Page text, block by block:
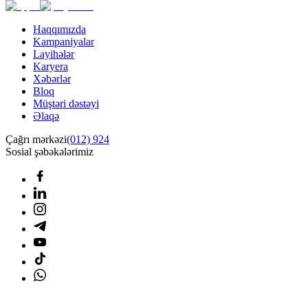
Haqqımızda
Kampaniyalar
Layihələr
Karyera
Xəbərlər
Bloq
Müştəri dəstəyi
Əlaqə
Çağrı mərkəzi(012) 924
Sosial şəbəkələrimiz